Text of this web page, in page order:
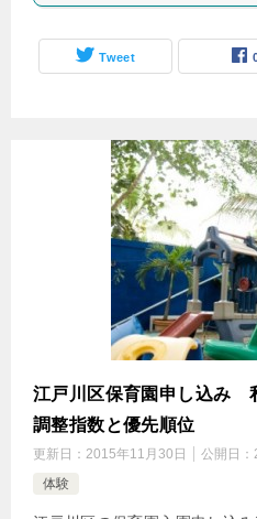
Tweet
江戸川区保育園申し込み
調整指数と優先順位
更新日： 2015年11月30日 公開日：
体験